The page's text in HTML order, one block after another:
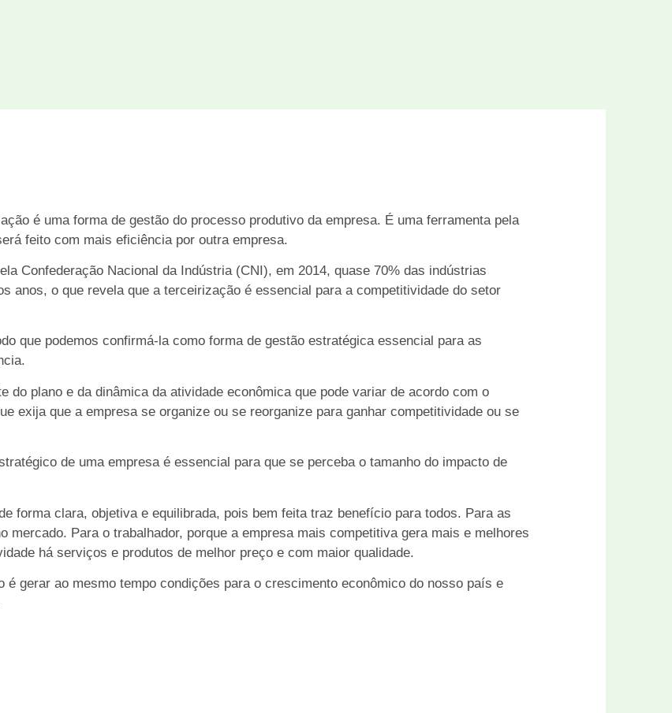
é uma forma de gestão do processo produtivo da empresa. É uma ferramenta pela
feito com mais eficiência por outra empresa.
Confederação Nacional da Indústria (CNI), em 2014, quase 70% das indústrias
anos, o que revela que a terceirização é essencial para a competitividade do setor
que podemos confirmá-la como forma de gestão estratégica essencial para as
plano e da dinâmica da atividade econômica que pode variar de acordo com o
exija que a empresa se organize ou se reorganize para ganhar competitividade ou se
de uma empresa é essencial para que se perceba o tamanho do impacto de
forma clara, objetiva e equilibrada, pois bem feita traz benefício para todos. Para as
Para o trabalhador, porque a empresa mais competitiva gera mais e melhores
há serviços e produtos de melhor preço e com maior qualidade.
é gerar ao mesmo tempo condições para o crescimento econômico do nosso país e